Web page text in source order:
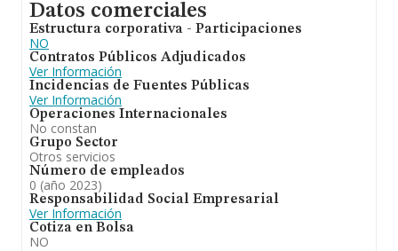
Datos comerciales
Estructura corporativa - Participaciones
NO
Contratos Públicos Adjudicados
Ver Información
Incidencias de Fuentes Públicas
Ver Información
Operaciones Internacionales
No constan
Grupo Sector
Otros servicios
Número de empleados
0 (año 2023)
Responsabilidad Social Empresarial
Ver Información
Cotiza en Bolsa
NO